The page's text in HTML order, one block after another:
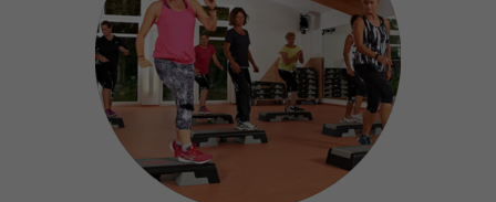
kann der eingeloggte Benutzer
wiedererkannt werden und es wird ihm
Zugang zu geschützten Bereichen gewährt.
speichern Informationen anonym und
weisen eine randoly generierte Nummer
zu, um eindeutige Besucher zu
identifizieren.
_gid